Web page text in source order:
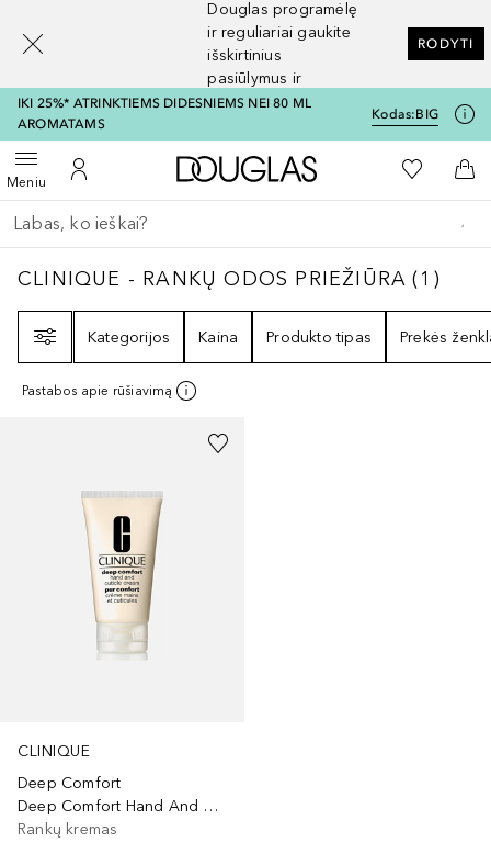
Douglas programėlę
ir reguliariai gaukite
išskirtinius
pasiūlymus ir
nuolaidas
RODYTI
IKI 25%* ATRINKTIEMS DIDESNIEMS NEI 80 ML
AROMATAMS
Kodas:BIG
MeniuAtidaryti meniuĮ mano paskyrą
Į Douglas pagrindinį
Į mano
Į
Grįžk atgal
Vykdykite paiešką
CLINIQUE - RANKŲ ODOS PRIEŽIŪRA 1
CLINIQUE - RANKŲ ODOS PRIEŽIŪRA (1 )
Kategorijos
Kaina Produkto tipas Prekės
Pastabos apie rūšiavimą
CLINIQUE
Deep Comfort
Deep Comfort Hand And Cuticle Cream
Rankų kremas
[navigation.slideout.screenreader]